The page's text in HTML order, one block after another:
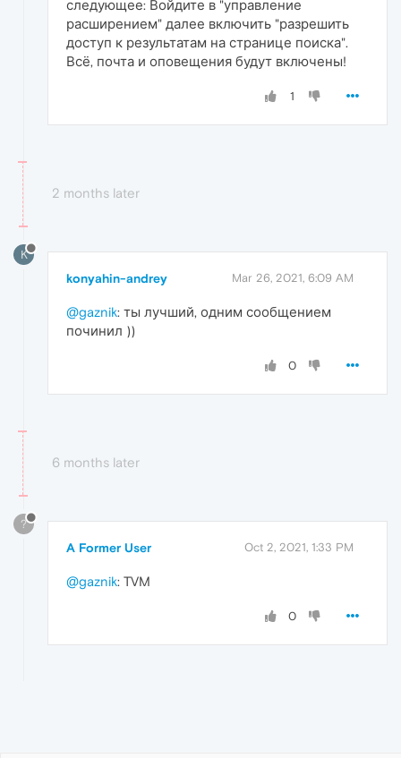
следующее: Войдите в "управление
расширением" далее включить "разрешить
доступ к результатам на странице поиска".
Всё, почта и оповещения будут включены!
1
2 months later
K
konyahin-andrey Mar 26, 2021, 6:09 AM
@gaznik: ты лучший, одним сообщением
починил ))
0
6 months later
?
A Former User Oct 2, 2021, 1:33 PM
@gaznik: TVM
0